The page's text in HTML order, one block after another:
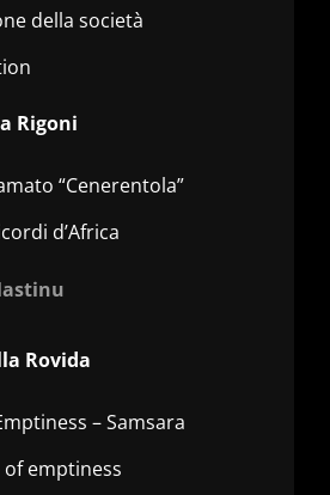
della società
Rigoni
“Cenerentola”
d’Africa
Rovida
– Samsara
emptiness